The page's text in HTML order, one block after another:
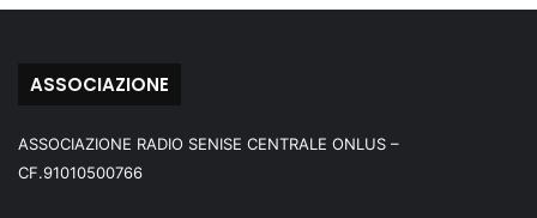
ASSOCIAZIONE
ASSOCIAZIONE RADIO SENISE CENTRALE ONLUS –
CF.91010500766